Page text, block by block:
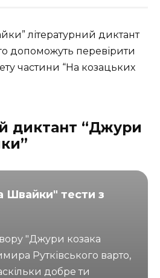
літературний диктант
допоможуть перевірити
частини “На козацьких
диктант “Джури
Швайки" тести з
"Джури козака
Рутківського варто,
добре ти